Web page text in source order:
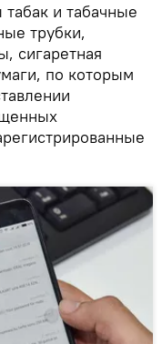
и табачные
трубки,
сигаретная
по которым